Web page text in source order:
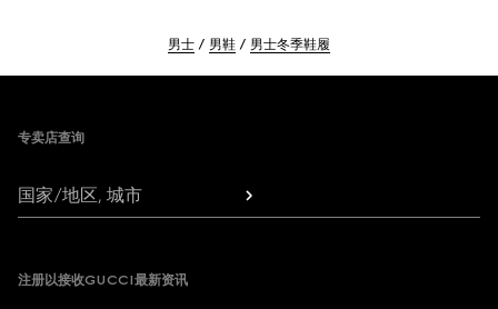
男士 男鞋 男士冬季鞋履
专卖店查询
国家/地区, 城市
注册以接收GUCCI最新资讯